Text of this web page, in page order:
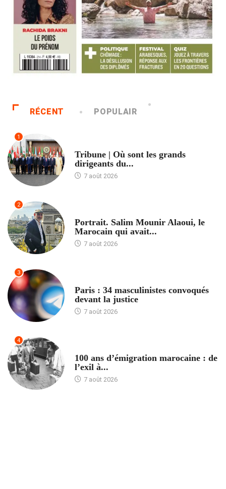
RÉCENT POPULAIR
1
Tribune | Où sont les grands
dirigeants du...
7 août 2026
2
Portrait. Salim Mounir Alaoui, le
Marocain qui avait...
7 août 2026
3
Paris : 34 masculinistes convoqués
devant la justice
7 août 2026
4
100 ans d’émigration marocaine : de
l’exil à...
7 août 2026